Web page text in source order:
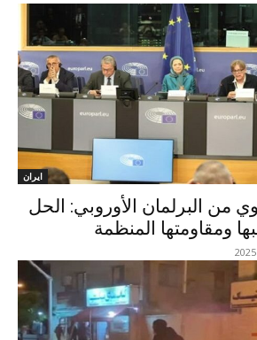
ايران
من البرلمان الأوروبي: الحل
ومقاومتها المنظمة